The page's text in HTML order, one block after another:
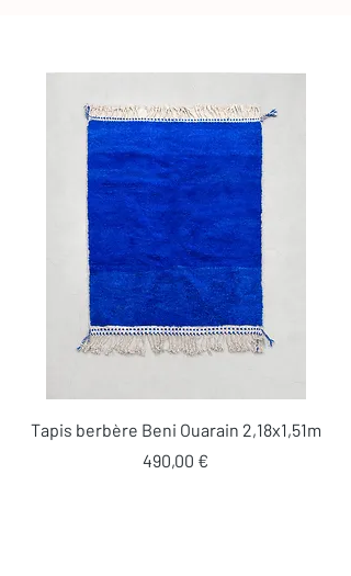
Tapis berbère Beni Ouarain 2,18x1,51m
Prix
490,00 €